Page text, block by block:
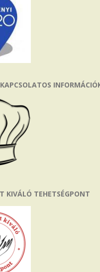
KIVÁLÓ TEHETSÉGPONT